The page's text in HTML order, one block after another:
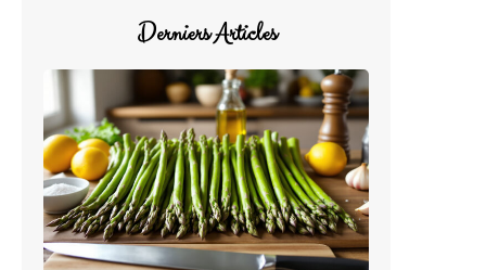
Derniers Articles